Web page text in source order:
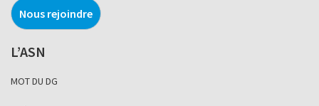
Nous rejoindre
L’ASN
MOT DU DG